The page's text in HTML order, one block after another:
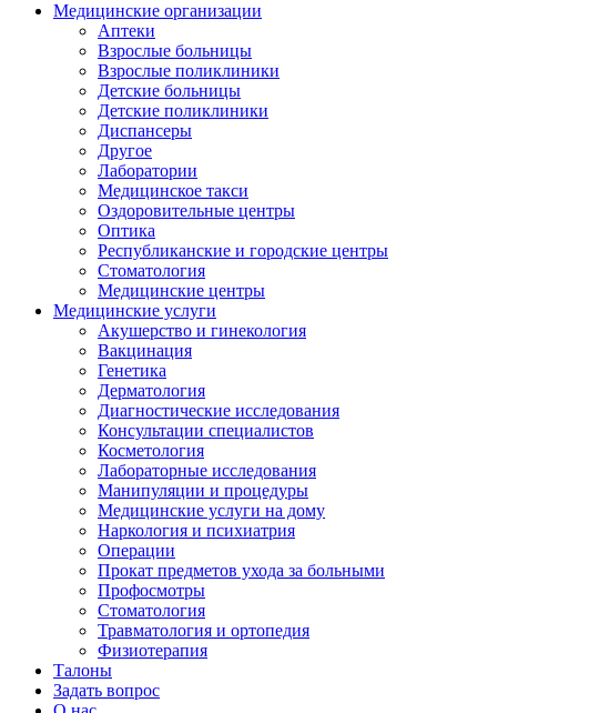
Медицинские организации
Аптеки
Взрослые больницы
Взрослые поликлиники
Детские больницы
Детские поликлиники
Диспансеры
Другое
Лаборатории
Медицинское такси
Оздоровительные центры
Оптика
Республиканские и городские центры
Стоматология
Медицинские центры
Медицинские услуги
Акушерство и гинекология
Вакцинация
Генетика
Дерматология
Диагностические исследования
Консультации специалистов
Косметология
Лабораторные исследования
Манипуляции и процедуры
Медицинские услуги на дому
Наркология и психиатрия
Операции
Прокат предметов ухода за больными
Профосмотры
Стоматология
Травматология и ортопедия
Физиотерапия
Талоны
Задать вопрос